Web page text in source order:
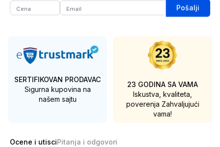
Pošalji
SERTIFIKOVAN PRODAVAC
Sigurna kupovina na
našem sajtu
23 GODINA SA VAMA
Iskustva, kvaliteta,
poverenja Zahvaljujući
vama!
Ocene i utisciPitanja i odgovori